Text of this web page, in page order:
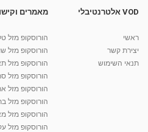
VOD אלטרנטיבלי
ראשי
יצירת קשר
תנאי השימוש
מאמרים
הורוסקופ מזל
הורוסקופ מזל
הורוסקופ מזל
הורוסקופ מזל
הורוסקופ מזל
הורוסקופ מזל
הורוסקופ מזל
הורוסקופ מזל